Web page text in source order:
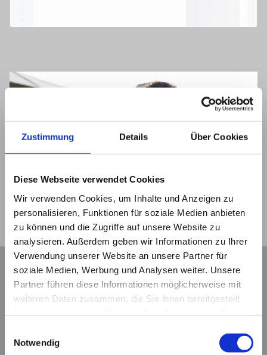
Zustimmung Details Über Cookies
Diese Webseite verwendet Cookies
Wir verwenden Cookies, um Inhalte und Anzeigen zu
personalisieren, Funktionen für soziale Medien anbieten
zu können und die Zugriffe auf unsere Website zu
analysieren. Außerdem geben wir Informationen zu Ihrer
Verwendung unserer Website an unsere Partner für
soziale Medien, Werbung und Analysen weiter. Unsere
Partner führen diese Informationen möglicherweise mit
weiteren Daten zusammen, die Sie ihnen bereitgestellt
Notwendig